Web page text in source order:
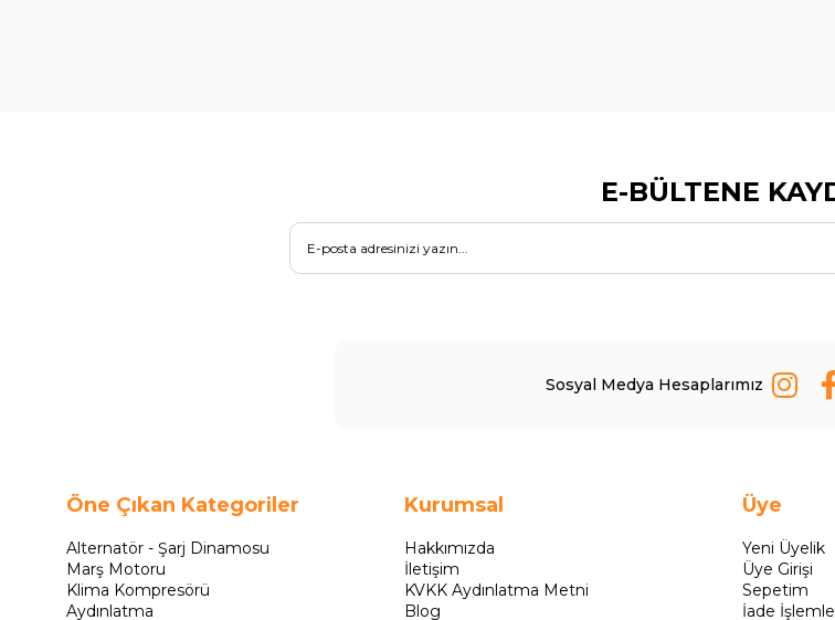
E-BÜLTENE
Sosyal Medya Hesaplarımız
Öne Çıkan Kategoriler
Alternatör - Şarj Dinamosu
Marş Motoru
Klima Kompresörü
Aydınlatma
Kurumsal
Hakkımızda
İletişim
KVKK Aydınlatma Metni
Blog
Üye
Yeni Üyelik
Üye Girişi
Sepetim
İade